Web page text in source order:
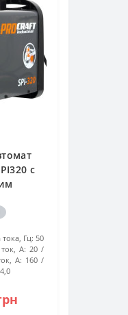
с
тока, Гц: 50
А: 20
А: 160